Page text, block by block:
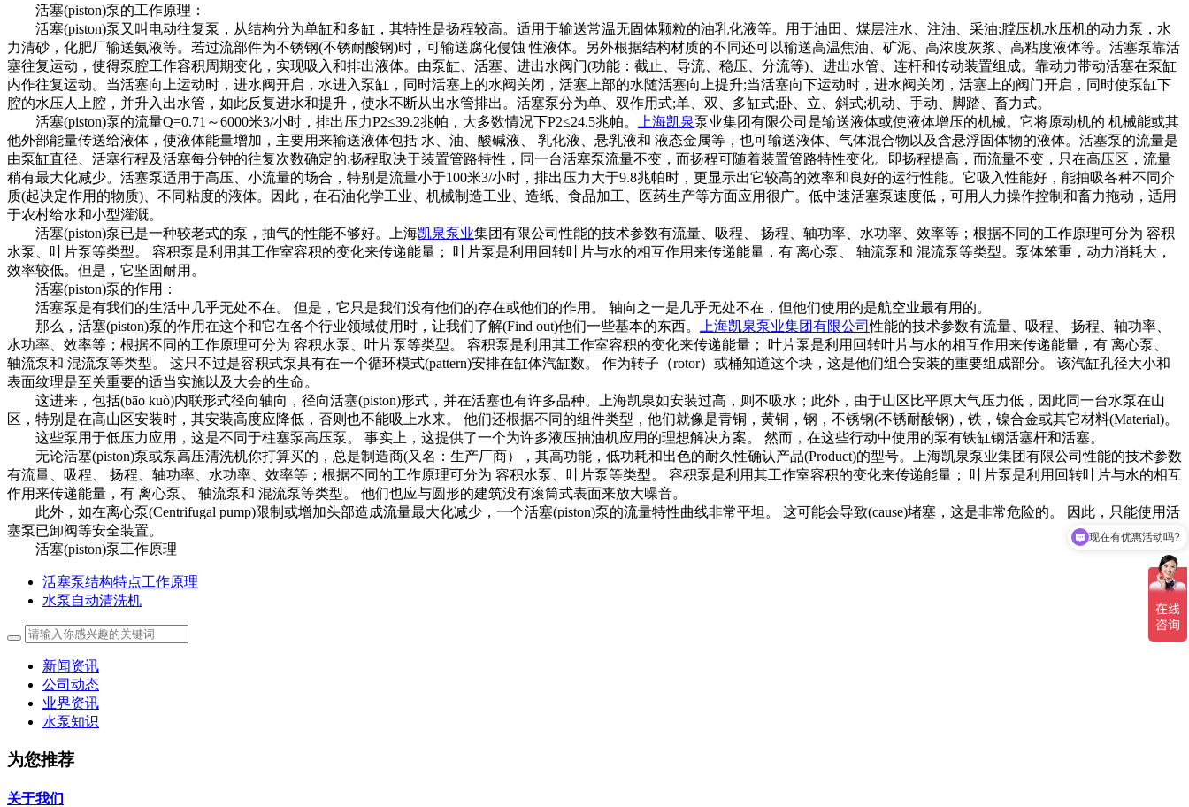
活塞(piston)泵的工作原理：
活塞(piston)泵又叫电动往复泵，从结构分为单缸和多缸，其特性是扬程较高。适用于输送常温无固体颗粒的油乳化液等。用于油田、煤层注水、注油、采油;膛压机水压机的动力泵，水
力清砂，化肥厂输送氨液等。若过流部件为不锈钢(不锈耐酸钢)时，可输送腐化侵蚀 性液体。另外根据结构材质的不同还可以输送高温焦油、矿泥、高浓度灰浆、高粘度液体等。活塞泵靠活
塞往复运动，使得泵腔工作容积周期变化，实现吸入和排出液体。由泵缸、活塞、进出水阀门(功能：截止、导流、稳压、分流等)、进出水管、连杆和传动装置组成。靠动力带动活塞在泵缸
内作往复运动。当活塞向上运动时，进水阀开启，水进入泵缸，同时活塞上的水阀关闭，活塞上部的水随活塞向上提升;当活塞向下运动时，进水阀关闭，活塞上的阀门开启，同时使泵缸下
腔的水压人上腔，并升入出水管，如此反复进水和提升，使水不断从出水管排出。活塞泵分为单、双作用式;单、双、多缸式;卧、立、斜式;机动、手动、脚踏、畜力式。
活塞(piston)泵的流量Q=0.71～6000米3/小时，排出压力P2≤39.2兆帕，大多数情况下P2≤24.5兆帕。
上海凯泉泵业集团有限公司是输送液体或使液体增压的机械。它将原动机的 机械能或其
他外部能量传送给液体，使液体能量增加，主要用来输送液体包括 水、油、酸碱液、 乳化液、悬乳液和 液态金属等，也可输送液体、气体混合物以及含悬浮固体物的液体。活塞泵的流量是
由泵缸直径、活塞行程及活塞每分钟的往复次数确定的;扬程取决于装置管路特性，同一台活塞泵流量不变，而扬程可随着装置管路特性变化。即扬程提高，而流量不变，只在高压区，流量
稍有最大化减少。活塞泵适用于高压、小流量的场合，特别是流量小于100米3/小时，排出压力大于9.8兆帕时，更显示出它较高的效率和良好的运行性能。它吸入性能好，能抽吸各种不同介
质(起决定作用的物质)、不同粘度的液体。因此，在石油化学工业、机械制造工业、造纸、食品加工、医药生产等方面应用很广。低中速活塞泵速度低，可用人力操作控制和畜力拖动，适用
于农村给水和小型灌溉。
活塞(piston)泵已是一种较老式的泵，抽气的性能不够好。上海凯泉泵业集团有限公司性能的技术参数有流量、吸程、 扬程、轴功率、水功率、效率等；根据不同的工作原理可分为 容积
水泵、叶片泵等类型。 容积泵是利用其工作室容积的变化来传递能量； 叶片泵是利用回转叶片与水的相互作用来传递能量，有 离心泵、 轴流泵和 混流泵等类型。泵体笨重，动力消耗大，
效率较低。但是，它坚固耐用。
活塞(piston)泵的作用：
活塞泵是有我们的生活中几乎无处不在。 但是，它只是我们没有他们的存在或他们的作用。 轴向之一是几乎无处不在，但他们使用的是航空业最有用的。
那么，活塞(piston)泵的作用在这个和它在各个行业领域使用时，让我们了解(Find out)他们一些基本的东西。
上海凯泉泵业集团有限公司性能的技术参数有流量、吸程、 扬程、轴功率、
水功率、效率等；根据不同的工作原理可分为 容积水泵、叶片泵等类型。 容积泵是利用其工作室容积的变化来传递能量； 叶片泵是利用回转叶片与水的相互作用来传递能量，有 离心泵、
轴流泵和 混流泵等类型。 这只不过是容积式泵具有在一个循环模式(pattern)安排在缸体汽缸数。 作为转子（rotor）或桶知道这个块，这是他们组合安装的重要组成部分。 该汽缸孔径大小和
表面纹理是至关重要的适当实施以及大会的生命。
这进来，包括(bāo kuò)内联形式径向轴向，径向活塞(piston)形式，并在活塞也有许多品种。上海凯泉如安装过高，则不吸水；此外，由于山区比平原大气压力低，因此同一台水泵在山
区，特别是在高山区安装时，其安装高度应降低，否则也不能吸上水来。 他们还根据不同的组件类型，他们就像是青铜，黄铜，钢，不锈钢(不锈耐酸钢)，铁，镍合金或其它材料(Material)。
这些泵用于低压力应用，这是不同于柱塞泵高压泵。 事实上，这提供了一个为许多液压抽油机应用的理想解决方案。 然而，在这些行动中使用的泵有铁缸钢活塞杆和活塞。
无论活塞(piston)泵或泵高压清洗机你打算买的，总是制造商(又名：生产厂商），其高功能，低功耗和出色的耐久性确认产品(Product)的型号。上海凯泉泵业集团有限公司性能的技术参数
有流量、吸程、 扬程、轴功率、水功率、效率等；根据不同的工作原理可分为 容积水泵、叶片泵等类型。 容积泵是利用其工作室容积的变化来传递能量； 叶片泵是利用回转叶片与水的相互
作用来传递能量，有 离心泵、 轴流泵和 混流泵等类型。 他们也应与圆形的建筑没有滚筒式表面来放大噪音。
此外，如在离心泵(Centrifugal pump)限制或增加头部造成流量最大化减少，一个活塞(piston)泵的流量特性曲线非常平坦。 这可能会导致(cause)堵塞，这是非常危险的。 因此，只能使用活
塞泵已卸阀等安全装置。
活塞(piston)泵工作原理
活塞泵结构特点工作原理
水泵自动清洗机
新闻资讯
公司动态
业界资讯
水泵知识
为您推荐
关于我们
现在有优惠活动吗?